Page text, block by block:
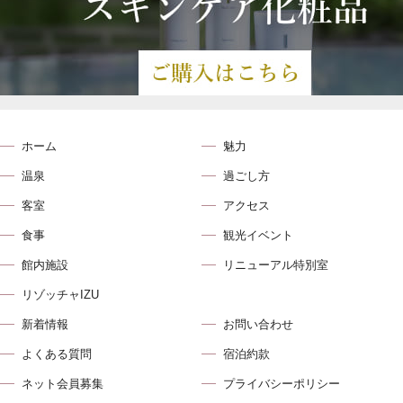
ホーム
温泉
客室
食事
館内施設
リゾッチャIZU
魅力
過ごし方
アクセス
観光イベント
リニューアル特別室
新着情報
よくある質問
ネット会員募集
お問い合わせ
宿泊約款
プライバシーポリシー